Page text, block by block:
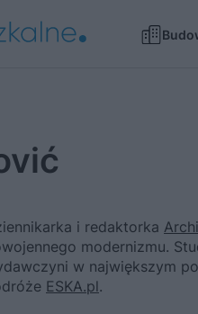
i redaktorka
modernizmu.
w największym
ESKA.pl.